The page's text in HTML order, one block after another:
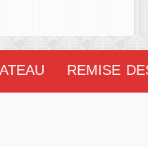
!!!!!!!! REMISE